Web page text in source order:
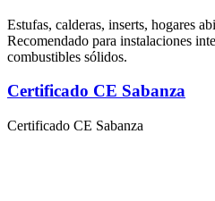
Estufas, calderas, inserts, hogares
Recomendado para instalaciones
combustibles sólidos.
Certificado CE Sabanza
Certificado CE Sabanza